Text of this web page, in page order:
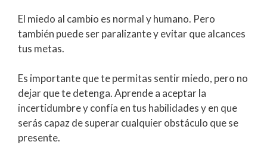
El miedo al cambio es normal y humano. Pero
también puede ser paralizante y evitar que alcances
tus metas.
Es importante que te permitas sentir miedo, pero no
dejar que te detenga. Aprende a aceptar la
incertidumbre y confía en tus habilidades y en que
serás capaz de superar cualquier obstáculo que se
presente.